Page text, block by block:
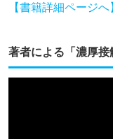
【書籍詳細ページへ
著者による「濃厚